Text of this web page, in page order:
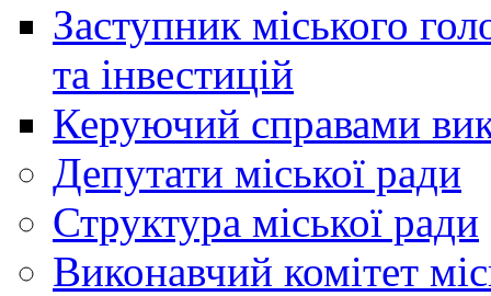
Заступник міського
та інвестицій
Керуючий справами
Депутати міської ради
Структура міської ради
Виконавчий комітет